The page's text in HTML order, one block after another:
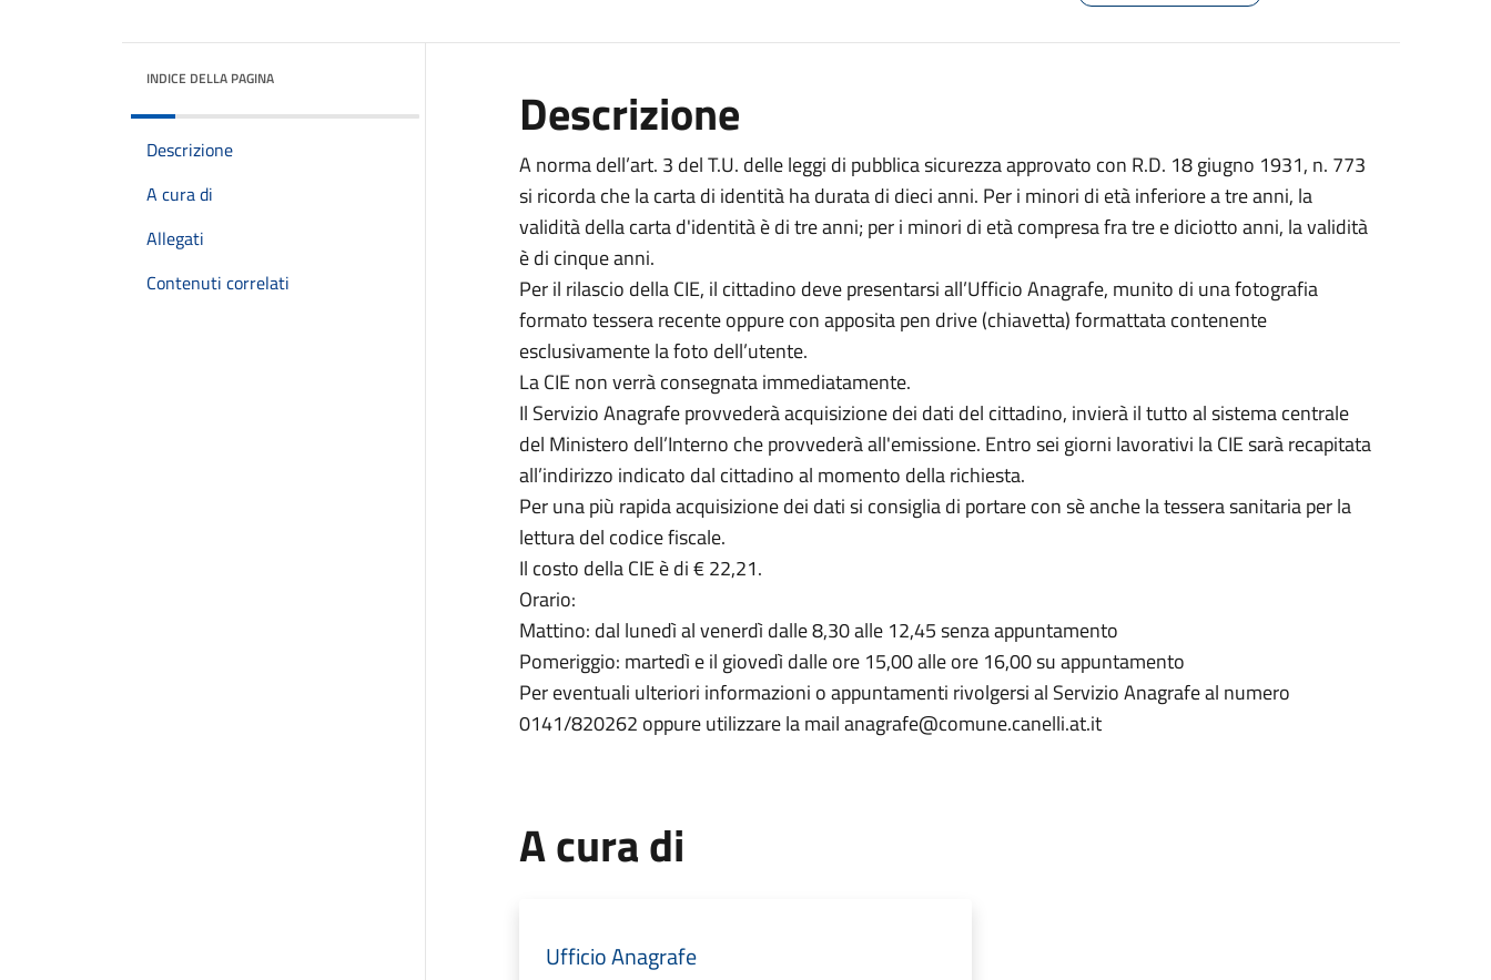
INDICE DELLA PAGINA
Descrizione
A cura di
Allegati
Contenuti correlati
Descrizione
A norma dell’art. 3 del T.U. delle leggi di pubblica sicurezza approvato con R.D. 18 giugno 1931, n. 773
si ricorda che la carta di identità ha durata di dieci anni. Per i minori di età inferiore a tre anni, la
validità della carta d'identità è di tre anni; per i minori di età compresa fra tre e diciotto anni, la validità
è di cinque anni.
Per il rilascio della CIE, il cittadino deve presentarsi all’Ufficio Anagrafe, munito di una fotografia
formato tessera recente oppure con apposita pen drive (chiavetta) formattata contenente
esclusivamente la foto dell’utente.
La CIE non verrà consegnata immediatamente.
Il Servizio Anagrafe provvederà acquisizione dei dati del cittadino, invierà il tutto al sistema centrale
del Ministero dell’Interno che provvederà all'emissione. Entro sei giorni lavorativi la CIE sarà recapitata
all’indirizzo indicato dal cittadino al momento della richiesta.
Per una più rapida acquisizione dei dati si consiglia di portare con sè anche la tessera sanitaria per la
lettura del codice fiscale.
Il costo della CIE è di € 22,21.
Orario:
Mattino: dal lunedì al venerdì dalle 8,30 alle 12,45 senza appuntamento
Pomeriggio: martedì e il giovedì dalle ore 15,00 alle ore 16,00 su appuntamento
Per eventuali ulteriori informazioni o appuntamenti rivolgersi al Servizio Anagrafe al numero
0141/820262 oppure utilizzare la mail anagrafe@comune.canelli.at.it
A cura di
Ufficio Anagrafe